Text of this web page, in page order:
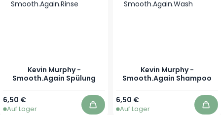
Kevin Murphy -
Smooth.Again Spülung
Ab
6,50 €
Auf Lager In den Warenkorb
Kevin Murphy -
Smooth.Again Shampoo
Ab
6,50 €
Auf Lager In